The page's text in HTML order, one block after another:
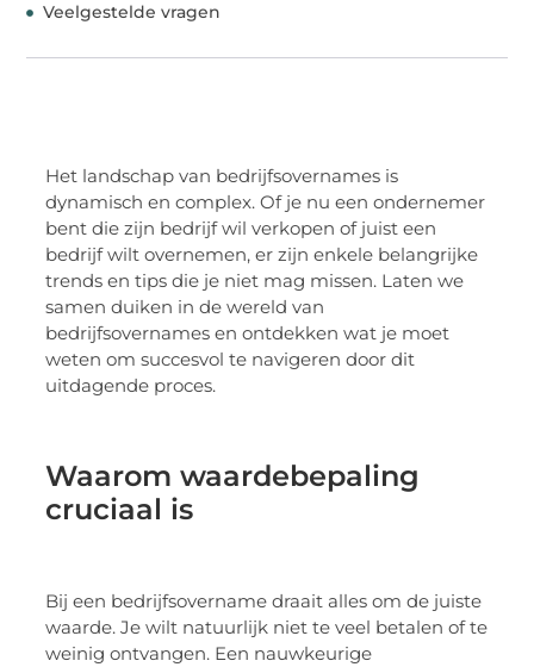
Veelgestelde vragen
Het landschap van bedrijfsovernames is
dynamisch en complex. Of je nu een ondernemer
bent die zijn bedrijf wil verkopen of juist een
bedrijf wilt overnemen, er zijn enkele belangrijke
trends en tips die je niet mag missen. Laten we
samen duiken in de wereld van
bedrijfsovernames en ontdekken wat je moet
weten om succesvol te navigeren door dit
uitdagende proces.
Waarom waardebepaling
cruciaal is
Bij een bedrijfsovername draait alles om de juiste
waarde. Je wilt natuurlijk niet te veel betalen of te
weinig ontvangen. Een nauwkeurige